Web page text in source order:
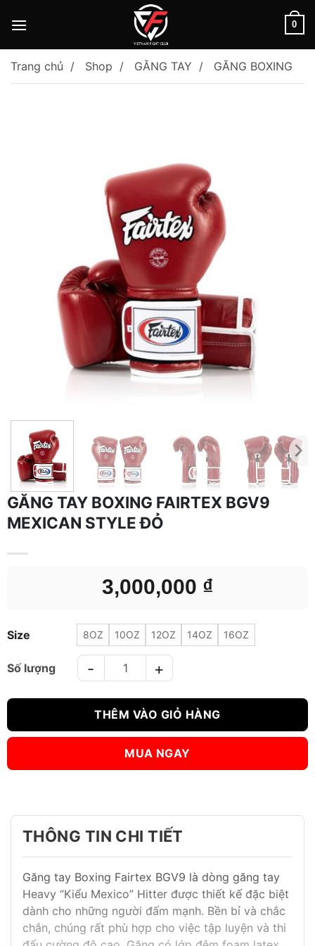
0
Trang chủ Shop GĂNG TAY GĂNG BOXING
GĂNG TAY BOXING FAIRTEX BGV9
MEXICAN STYLE ĐỎ
3,000,000 ₫
Size 8OZ 10OZ 12OZ 14OZ 16OZ
GĂNG TAY BOXING FAIRTEX BGV9 MEXICAN STYLE ĐỎ số
THÊM VÀO GIỎ HÀNG
MUA NGAY
THÔNG TIN CHI TIẾT
Găng tay Boxing Fairtex BGV9 là dòng găng tay
Heavy “Kiểu Mexico” Hitter được thiết kế đặc biệt
dành cho những người đấm mạnh. Bền bỉ và chắc
chắn, chúng rất phù hợp cho việc tập luyện và thi